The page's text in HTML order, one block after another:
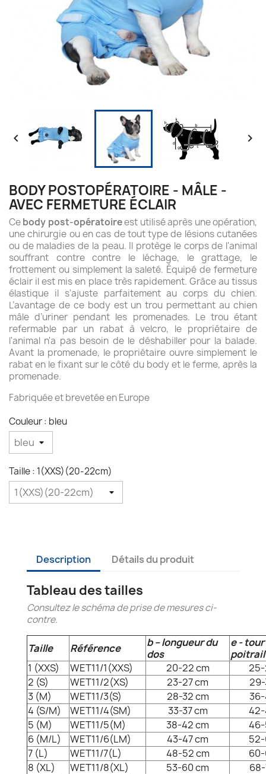
 
BODY POSTOPÉRATOIRE - MÂLE -
AVEC FERMETURE ÉCLAIR
Cebody post-opératoireest utilisé après une opération,
une chirurgie ou en cas de tout type de lésions cutanées
ou de maladies de la peau. Il protège le corps de l'animal
souffrant contre contre le léchage, le grattage, le
frottement ou simplement la saleté. Équipé de fermeture
éclair il est mis en place très rapidement. Grâce au tissus
élastique il s'ajuste parfaitement au corps du chien.
L’avantage de ce body est un trou permettant au chien
mâle d’uriner pendant les promenades. Le trou étant
refermable par un rabat à velcro, le propriétaire de
l'animal n'a pas besoin de le déshabiller pour la balade.
Avant la promenade, le propriétaire ouvre simplement le
rabat en le fixant sur le côté du body et le ferme, après la
promenade.
Fabriquée et brevetée en Europe
Couleur : bleu
Taille : 1(XXS)(20-22cm)
Description Détails du produit
Tableau des tailles
Consultez le schéma de prise de mesures ci-
contre.
Taille Référence
b – longueur du
dos
e - tour
poitrail
1 (XXS)
WET11/1(XXS) 20-22 cm
2 (S)
WET11/2(XS) 23-27 cm
3 (M)
WET11/3(S) 28-32 cm
4 (S/M)
WET11/4(SM) 33-37 cm
5 (M)
WET11/5(M) 38-42 cm
6 (M/L)
WET11/6(LM) 43-47 cm
7 (L)
WET11/7(L) 48-52 cm
8 (XL)
WET11/8(XL) 53-60 cm